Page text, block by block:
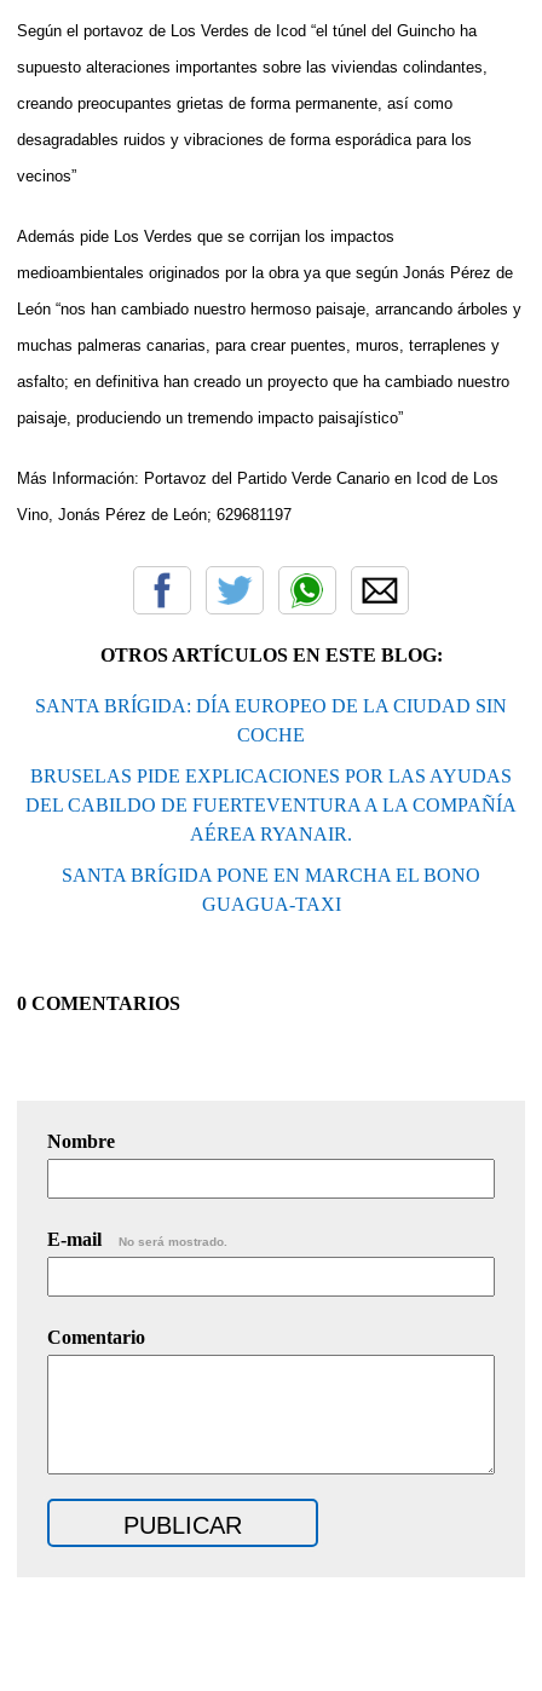
Según el portavoz de Los Verdes de Icod “el túnel del Guincho ha
supuesto alteraciones importantes sobre las viviendas colindantes,
creando preocupantes grietas de forma permanente, así como
desagradables ruidos y vibraciones de forma esporádica para los
vecinos”
Además pide Los Verdes que se corrijan los impactos
medioambientales originados por la obra ya que según Jonás Pérez de
León “nos han cambiado nuestro hermoso paisaje, arrancando árboles y
muchas palmeras canarias, para crear puentes, muros, terraplenes y
asfalto; en definitiva han creado un proyecto que ha cambiado nuestro
paisaje, produciendo un tremendo impacto paisajístico”
Más Información: Portavoz del Partido Verde Canario en Icod de Los
Vino, Jonás Pérez de León; 629681197
OTROS ARTÍCULOS EN ESTE BLOG:
SANTA BRÍGIDA: DÍA EUROPEO DE LA CIUDAD SIN
COCHE
BRUSELAS PIDE EXPLICACIONES POR LAS AYUDAS
DEL CABILDO DE FUERTEVENTURA A LA COMPAÑÍA
AÉREA RYANAIR.
SANTA BRÍGIDA PONE EN MARCHA EL BONO
GUAGUA-TAXI
0 COMENTARIOS
Nombre
E-mail No será mostrado.
Comentario